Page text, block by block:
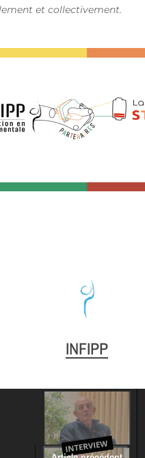
et collectivement.
INFIPP